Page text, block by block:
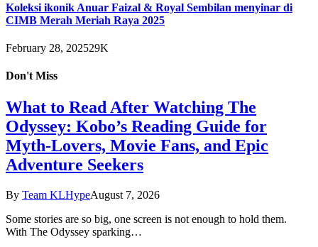
Koleksi ikonik Anuar Faizal & Royal Sembilan menyinar di
CIMB Merah Meriah Raya 2025
February 28, 202529K
Don't Miss
What to Read After Watching The
Odyssey: Kobo’s Reading Guide for
Myth-Lovers, Movie Fans, and Epic
Adventure Seekers
By Team KLHypeAugust 7, 2026
Some stories are so big, one screen is not enough to hold them.
With The Odyssey sparking…